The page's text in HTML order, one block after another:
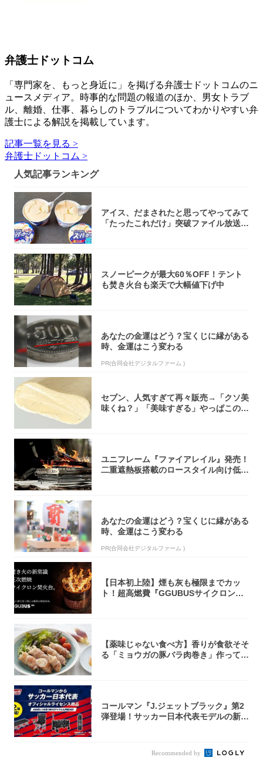
弁護士ドットコム
「専門家を、もっと身近に」を掲げる弁護士ドットコムのニ
ュースメディア。時事的な問題の報道のほか、男女トラブ
ル、離婚、仕事、暮らしのトラブルについてわかりやすい弁
護士による解説を掲載しています。
記事一覧を見る >
弁護士ドットコム >
人気記事ランキング
アイス、だまされたと思ってやってみて
「たったこれだけ」突破ファイル放送で
スノーピークが最大60％OFF！テント
も焚き火台も楽天で大幅値下げ中
あなたの金運はどう？宝くじに縁がある
時、金運はこう変わる
PR(合同会社デジタルファーム )
セブン、人気すぎて再々販売→「クソ美
味くね？」「美味すぎる」やっぱこのク
ユニフレーム『ファイアレイル』発売！
二重遮熱板搭載のロースタイル向け低型
あなたの金運はどう？宝くじに縁がある
時、金運はこう変わる
PR(合同会社デジタルファーム )
【日本初上陸】煙も灰も極限までカッ
ト！超高燃費『GGUBUSサイクロン焚
【薬味じゃない食べ方】香りが食欲そそ
る「ミョウガの豚バラ肉巻き」作ってみ
コールマン『J.ジェットブラック』第2
弾登場！サッカー日本代表モデルの新作
Recommended by